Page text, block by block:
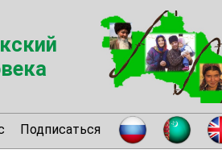
Подписаться